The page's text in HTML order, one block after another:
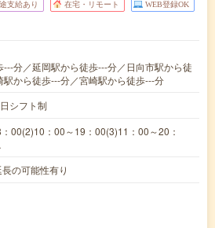
支給あり 在宅・リモート WEB登録OK
---分／延岡駅から徒歩---分／日向市駅から徒
駅から徒歩---分／宮崎駅から徒歩---分
シフト制
00(2)10：00～19：00(3)11：00～20：
の可能性有り